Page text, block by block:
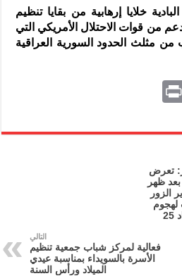
خلايا إرهابية من بقايا تنظيم
من قوات الاحتلال الأمريكي التي
مثلث الحدود السورية العراقية
E
nt
تعرض
ظهر
الزور
لهجوم
إرهابي ما أدى إلى استشهاد 25
التالي
فعالية لمركز شباب جمعية تنظيم
الأسرة بالسويداء بمناسبة عيدي
الميلاد ورأس السنة